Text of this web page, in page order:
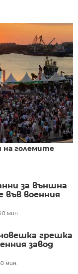
на големите
за външна
във военния
мин.
грешка
завод
мин.